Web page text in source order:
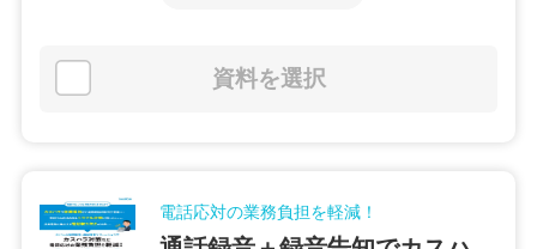
資料を選択
電話応対の業務負担を軽減！